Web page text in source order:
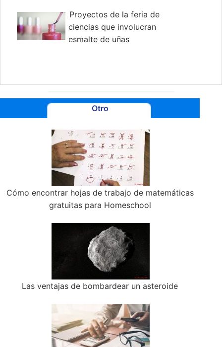
Proyectos de la feria de
ciencias que involucran
esmalte de uñas
Otro
Cómo encontrar hojas de trabajo de matemáticas
gratuitas para Homeschool
Las ventajas de bombardear un asteroide